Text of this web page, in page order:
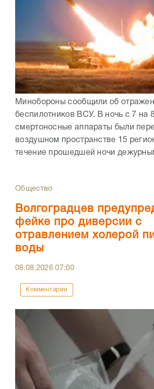
Минобороны сообщили об
беспилотников ВСУ. В ночь с 7 на
смертоносные аппараты были
воздушном пространстве 15
течение прошедшей ночи
Общество
Волгоградцев
фейке про диверсии с
отравлением холерой
воды
08.08.202607:00
Комментарии